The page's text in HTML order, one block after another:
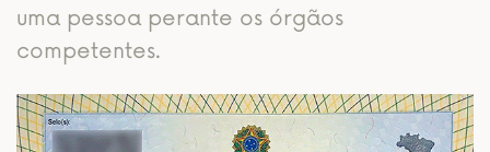
uma pessoa perante os órgãos
competentes.